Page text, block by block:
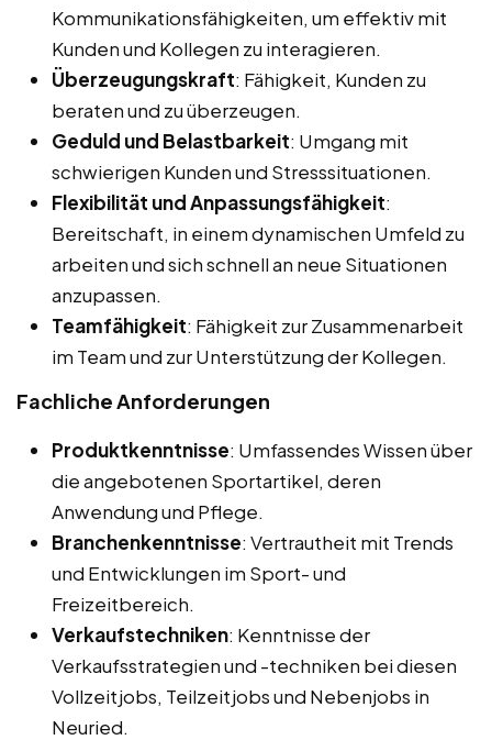
Kommunikationsfähigkeiten, um effektiv mit
Kunden und Kollegen zu interagieren.
Überzeugungskraft: Fähigkeit, Kunden zu
beraten und zu überzeugen.
Geduld und Belastbarkeit: Umgang mit
schwierigen Kunden und Stresssituationen.
Flexibilität und Anpassungsfähigkeit:
Bereitschaft, in einem dynamischen Umfeld zu
arbeiten und sich schnell an neue Situationen
anzupassen.
Teamfähigkeit: Fähigkeit zur Zusammenarbeit
im Team und zur Unterstützung der Kollegen.
Fachliche Anforderungen
Produktkenntnisse: Umfassendes Wissen über
die angebotenen Sportartikel, deren
Anwendung und Pflege.
Branchenkenntnisse: Vertrautheit mit Trends
und Entwicklungen im Sport- und
Freizeitbereich.
Verkaufstechniken: Kenntnisse der
Verkaufsstrategien und -techniken bei diesen
Vollzeitjobs, Teilzeitjobs und Nebenjobs in
Neuried.